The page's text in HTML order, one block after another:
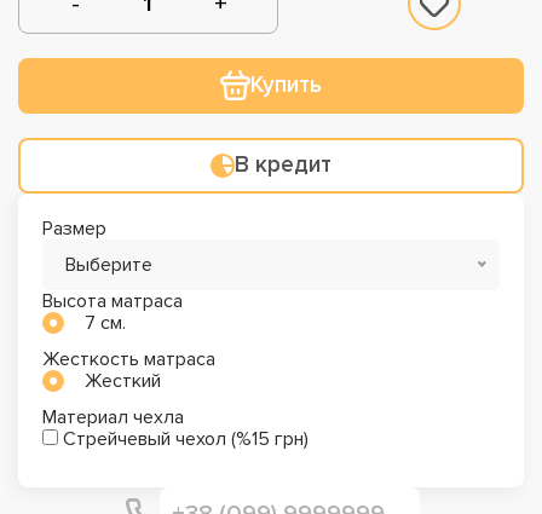
Купить
В кредит
Размер
Выберите
Высота матраса
7 см.
Жесткость матраса
Жесткий
Материал чехла
Стрейчевый чехол (%15 грн)